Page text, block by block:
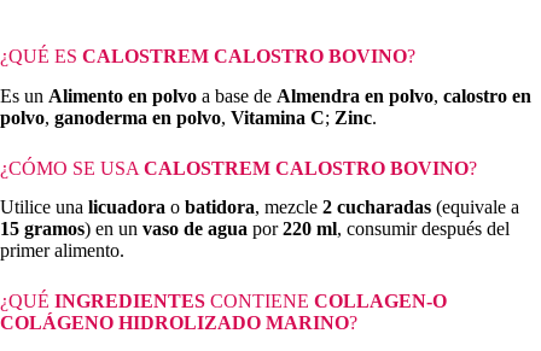
¿QUÉ ES CALOSTREM CALOSTRO BOVINO?
Es un Alimento en polvo a base de Almendra en polvo, calostro en
polvo, ganoderma en polvo, Vitamina C; Zinc.
¿CÓMO SE USA CALOSTREM CALOSTRO BOVINO?
Utilice una licuadora o batidora, mezcle 2 cucharadas (equivale a
15 gramos) en un vaso de agua por220 ml, consumir después del
primer alimento.
¿QUÉ INGREDIENTES CONTIENE COLLAGEN-O
COLÁGENO HIDROLIZADO MARINO?